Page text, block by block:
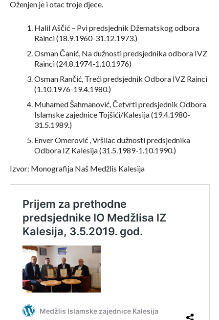
Oženjen je i otac troje djece.
Halil Aščić – Pvi predsjednik Džematskog odbora
Rainci (18.9.1960-31.12.1973.)
Osman Čanić, Na dužnosti predsjednika odbora IVZ
Rainci (24.8.1974-1.10.1976)
Osman Rančić, Treći predsjednik Odbora IVZ Rainci
(1.10.1976-19.4.1980.)
Muhamed Šahmanović, Četvrti predsjednik Odbora
Islamske zajednice Tojšići/Kalesija (19.4.1980-
31.5.1989.)
Enver Omerović , Vršilac dužnosti predsjednika
Odbora IZ Kalesija (31.5.1989-1.10.1990.)
Izvor: Monografija Naš Medžlis Kalesija